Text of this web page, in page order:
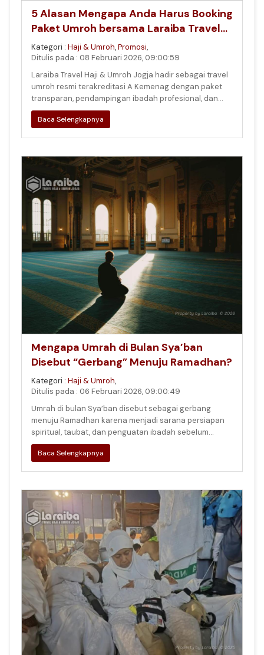
5 Alasan Mengapa Anda Harus Booking
Paket Umroh bersama Laraiba Travel
Haji & Umroh Jogja
Kategori : Haji & Umroh,Promosi,
Ditulis pada : 08 Februari 2026, 09:00:59
Laraiba Travel Haji & Umroh Jogja hadir sebagai travel
umroh resmi terakreditasi A Kemenag dengan paket
transparan, pendampingan ibadah profesional, dan
layanan lengkap untuk
Baca Selengkapnya
Mengapa Umrah di Bulan Sya’ban
Disebut “Gerbang” Menuju Ramadhan?
Kategori : Haji & Umroh,
Ditulis pada : 06 Februari 2026, 09:00:49
Umrah di bulan Sya’ban disebut sebagai gerbang
menuju Ramadhan karena menjadi sarana persiapan
spiritual, taubat, dan penguatan ibadah sebelum
Ramadhan tiba.
Baca Selengkapnya